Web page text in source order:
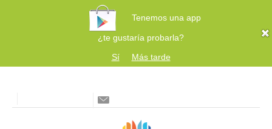
Tenemos una app
¿te gustaría probarla?
Sí
Más tarde